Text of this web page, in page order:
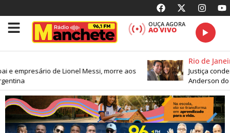
OUÇA AGORA
AO VIVO
e empresário de Lionel Messi, morre aos
Rio de
Justiça
Anderson do